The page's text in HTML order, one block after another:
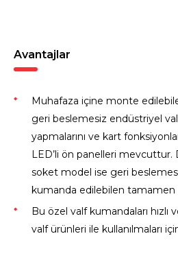
Avantajlar
Muhafaza içine monte
geri beslemesiz endüstriyel
yapmalarını ve kart
LED’li ön panelleri mevcuttur.
soket model ise geri
kumanda edilebilen tamamen
Bu özel valf kumandaları hızlı
valf ürünleri ile kullanılmaları